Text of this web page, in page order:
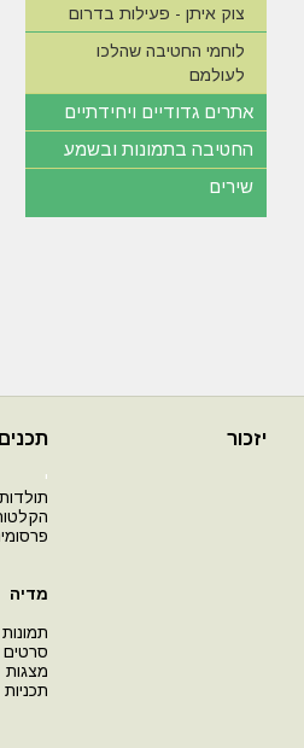
צוק איתן - פעילות בדרום
לוחמי החטיבה שהלכו
לעולמם
אתרים גדודיים ויחידתיים
החטיבה בתמונות ובשמע
שירים
יזכור תכנים
י
מדיה
תמונות
סרטים
מצגות
תכניות